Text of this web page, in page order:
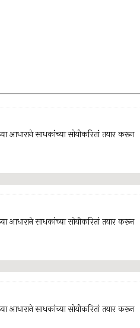
आधाराने साधकांच्या सोयीकरितां तयार करून
आधाराने साधकांच्या सोयीकरितां तयार करून
आधाराने साधकांच्या सोयीकरितां तयार करून